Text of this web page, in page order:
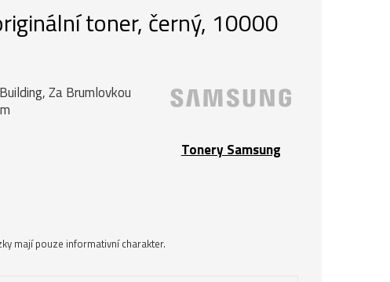
toner, černý, 10000
Tonery Samsung
Za Brumlovkou
mají pouze informativní charakter.